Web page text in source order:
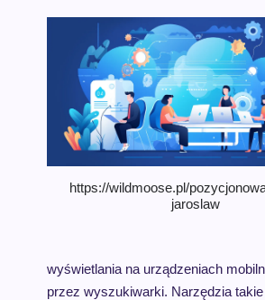
https://wildmoose.pl/
jaroslaw
wyświetlania na urządzeniach
przez wyszukiwarki. Narzędzia